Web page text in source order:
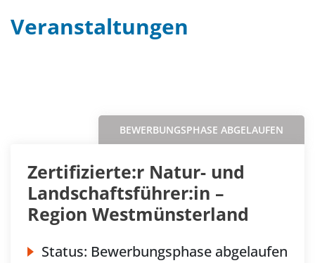
Veranstaltungen
BEWERBUNGSPHASE ABGELAUFEN
Zertifizierte:r Natur- und
Landschaftsführer:in –
Region Westmünsterland
Status: Bewerbungsphase abgelaufen